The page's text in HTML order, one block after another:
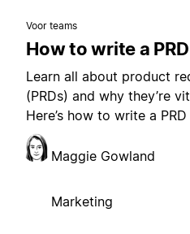
Voor teams
How to write a
Learn all about product
(PRDs) and why they’re
Here’s how to write a
Maggie Gowland
Marketing